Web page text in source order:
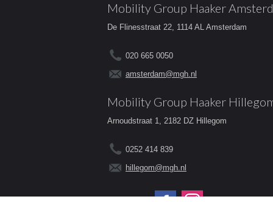
Mobility Group Haaker
De Flinesstraat 22, 1114 AL Amsterdam
020 665 0050
amsterdam@mgh.nl
Mobility Group Haaker
Arnoudstraat 1, 2182 DZ Hillegom
0252 414 839
hillegom@mgh.nl
Volg ons op: